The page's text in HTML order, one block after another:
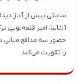
ساعاتی پیش از آغاز
آنتالیا، امیر قلعه‌نویی
را تقویت می‌کند.